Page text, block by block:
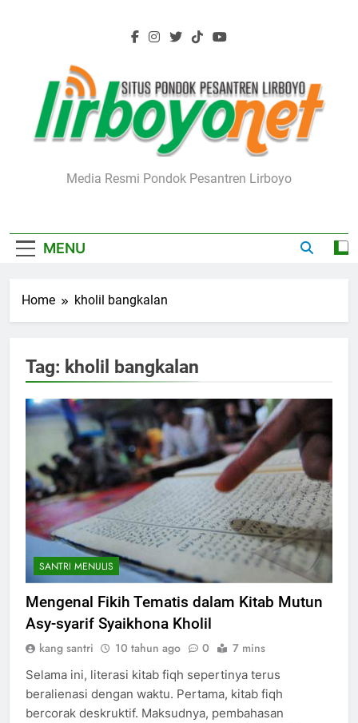
Lirboyo.net
Media Resmi Pondok Pesantren Lirboyo
MENU
Home kholil bangkalan
Tag: kholil bangkalan
SANTRI MENULIS
Mengenal Fikih Tematis dalam Kitab Mutun
Asy-syarif Syaikhona Kholil
kang santri 10 tahun ago 0 7 mins
Selama ini, literasi kitab fiqh sepertinya terus
beralienasi dengan waktu. Pertama, kitab fiqh
bercorak deskruktif. Maksudnya, pembahasan